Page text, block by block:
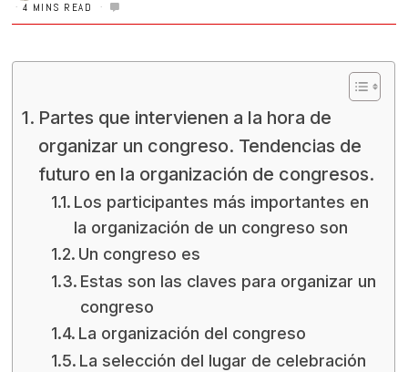
4 MINS READ
Partes que intervienen a la hora de
organizar un congreso. Tendencias de
futuro en la organización de congresos.
Los participantes más importantes en
la organización de un congreso son
Un congreso es
Estas son las claves para organizar un
congreso
La organización del congreso
La selección del lugar de celebración